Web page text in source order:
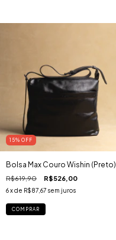
15% OFF
Bolsa Max Couro Wishin (Preto)
R$619,90 R$526,00
6x de R$87,67 sem juros
COMPRAR